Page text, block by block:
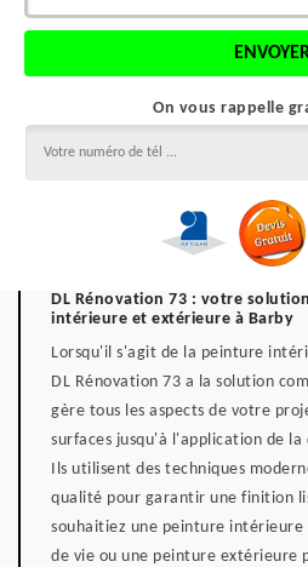
On vous rappelle
DL Rénovation 73 : votre
intérieure et extérieure à Barby
Lorsqu'il s'agit de la peinture
DL Rénovation 73 a la solution
gère tous les aspects de votre
surfaces jusqu'à l'application de
Ils utilisent des techniques
qualité pour garantir une finition
souhaitiez une peinture
de vie ou une peinture extérieure